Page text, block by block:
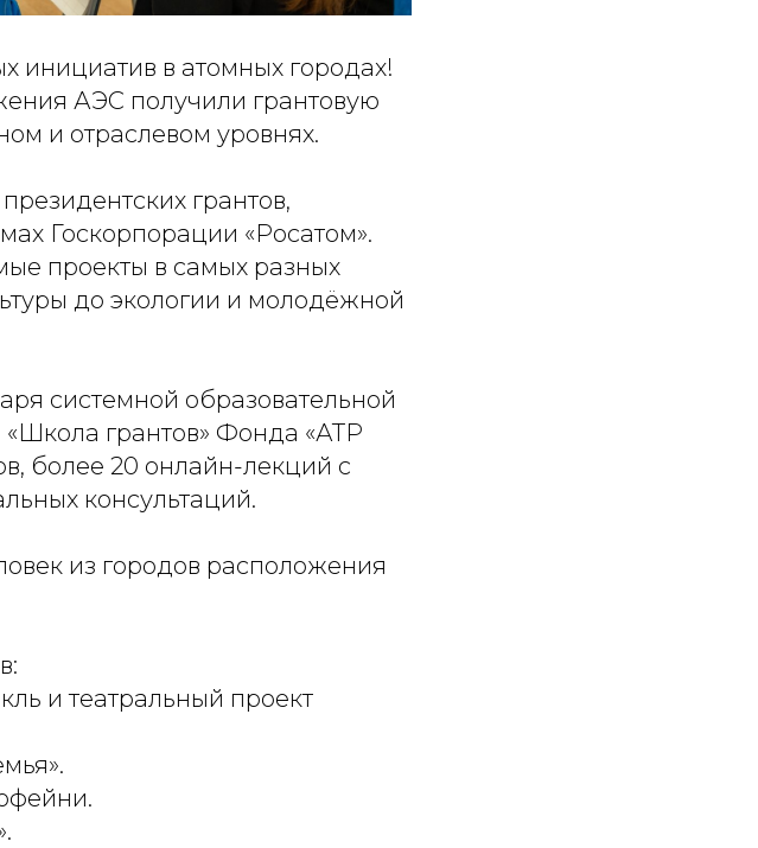
инициатив в атомных городах!
АЭС получили грантовую
и отраслевом уровнях.
грантов,
Госкорпорации «Росатом».
проекты в самых разных
до экологии и молодёжной
системной образовательной
грантов» Фонда «АТР
более 20 онлайн-лекций с
консультаций.
из городов расположения
и театральный проект